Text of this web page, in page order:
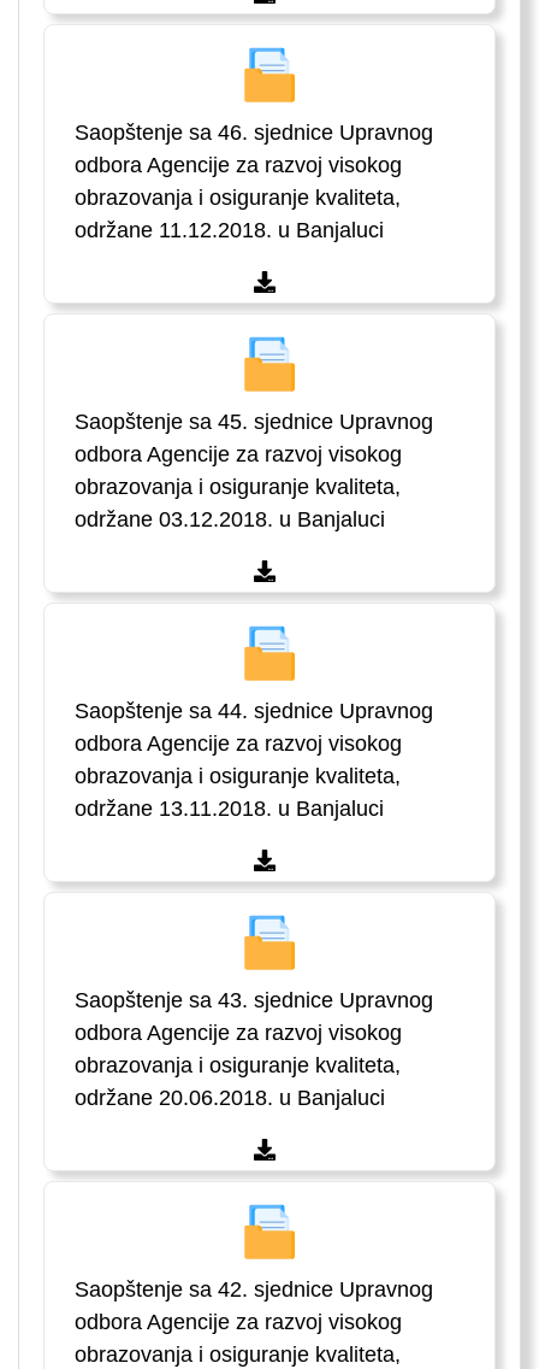
Saopštenje sa 46. sjednice Upravnog
odbora Agencije za razvoj visokog
obrazovanja i osiguranje kvaliteta,
održane 11.12.2018. u Banjaluci
Saopštenje sa 45. sjednice Upravnog
odbora Agencije za razvoj visokog
obrazovanja i osiguranje kvaliteta,
održane 03.12.2018. u Banjaluci
Saopštenje sa 44. sjednice Upravnog
odbora Agencije za razvoj visokog
obrazovanja i osiguranje kvaliteta,
održane 13.11.2018. u Banjaluci
Saopštenje sa 43. sjednice Upravnog
odbora Agencije za razvoj visokog
obrazovanja i osiguranje kvaliteta,
održane 20.06.2018. u Banjaluci
Saopštenje sa 42. sjednice Upravnog
odbora Agencije za razvoj visokog
obrazovanja i osiguranje kvaliteta,